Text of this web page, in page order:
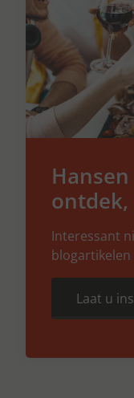
Interessant
blogartikelen
Laat u